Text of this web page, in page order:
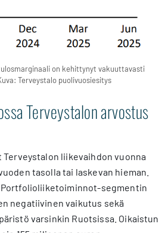
on kehittynyt vakuuttavasti
Terveystalo puolivuosiesitys
Terveystalon arvostus
liikevaihdon vuonna
tasolla tai laskevan hieman.
Portfolioliiketoiminnot-segmentin
negatiivinen vaikutus sekä
varsinkin Ruotsissa. Oikaistun